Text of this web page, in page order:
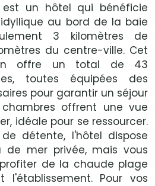
est un hôtel qui bénéficie
au bord de la baie
3 kilomètres de
du centre-ville. Cet
offre un total de 43
toutes équipées des
pour garantir un séjour
chambres offrent une vue
idéale pour se ressourcer.
détente, l'hôtel dispose
de mer privée, mais vous
de la chaude plage
l'établissement. Pour vos